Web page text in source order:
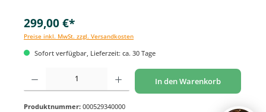
299,00 €*
Preise inkl. MwSt. zzgl. Versandkosten
Sofort verfügbar, Lieferzeit: ca. 30 Tage
Produkt Anzahl: Gib den gewünschten Wert ein oder benutze die Schaltflächen um
In den Warenkorb
Produktnummer: 000529340000